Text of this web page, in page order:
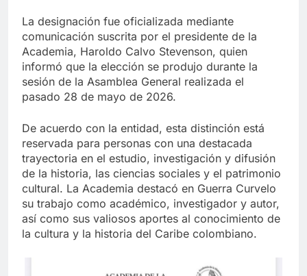
La designación fue oficializada mediante
comunicación suscrita por el presidente de la
Academia, Haroldo Calvo Stevenson, quien
informó que la elección se produjo durante la
sesión de la Asamblea General realizada el
pasado 28 de mayo de 2026.
De acuerdo con la entidad, esta distinción está
reservada para personas con una destacada
trayectoria en el estudio, investigación y difusión
de la historia, las ciencias sociales y el patrimonio
cultural. La Academia destacó en Guerra Curvelo
su trabajo como académico, investigador y autor,
así como sus valiosos aportes al conocimiento de
la cultura y la historia del Caribe colombiano.